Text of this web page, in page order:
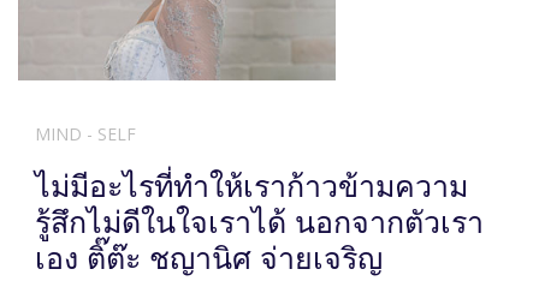
MIND - SELF
ไม่มีอะไรที่ทำให้เราก้าวข้ามความ
รู้สึกไม่ดีในใจเราได้ นอกจากตัวเรา
เอง ติ๊ต๊ะ ชญานิศ จ่ายเจริญ